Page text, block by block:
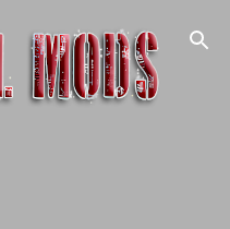
principal